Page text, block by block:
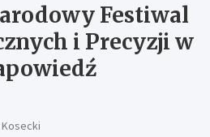
Festiwal
i Precyzji w